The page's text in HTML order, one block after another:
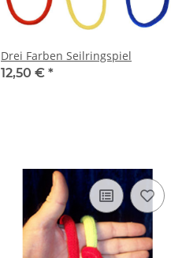
Drei Farben Seilringspiel
12,50 € *